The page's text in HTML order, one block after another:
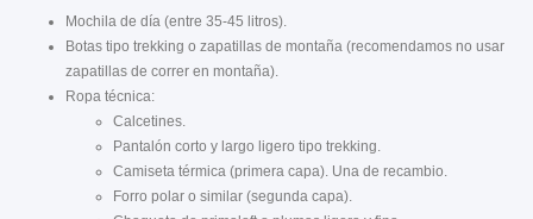
Mochila de día (entre 35-45 litros).
Botas tipo trekking o zapatillas de montaña (recomendamos no usar
zapatillas de correr en montaña).
Ropa técnica:
Calcetines.
Pantalón corto y largo ligero tipo trekking.
Camiseta térmica (primera capa). Una de recambio.
Forro polar o similar (segunda capa).